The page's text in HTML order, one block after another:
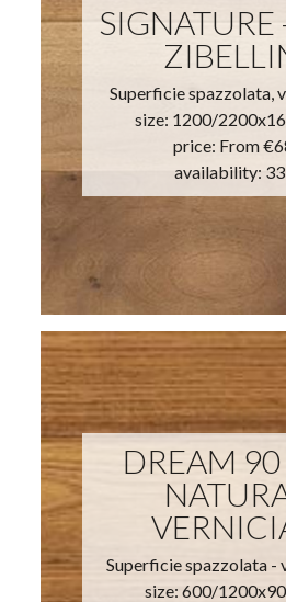
SIGNATURE
Superficie spazzolata,
size: 1200/
price: From
availability:
DREAM
Superficie spazzolata -
size: 600/